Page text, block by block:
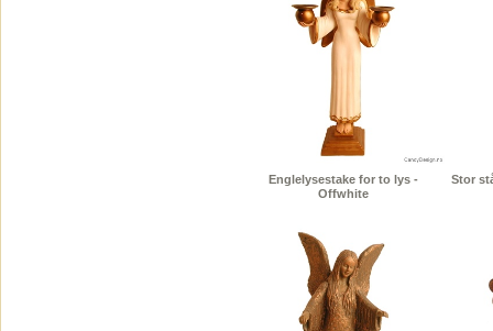
Englelysestake for to lys -
Offwhite
Stor